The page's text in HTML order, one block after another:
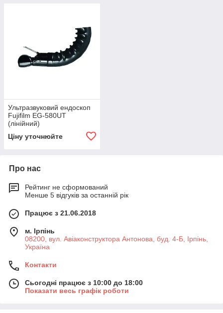
Ультразвуковий ендоскоп
Fujifilm EG-580UT
(лінійний)
Ціну уточнюйте
Про нас
Рейтинг не сформований
Менше 5 відгуків за останній рік
Працює з 21.06.2018
м. Ірпінь
08200, вул. Авіаконструктора Антонова, буд. 4-Б, Ірпінь,
Україна
Контакти
Сьогодні працює з 10:00 до 18:00
Показати весь графік роботи